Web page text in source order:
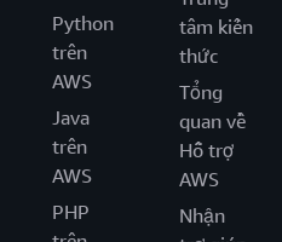
Python
trên
AWS
Java
trên
AWS
PHP
tâm kiến
thức
Tổng
quan về
Hỗ trợ
AWS
Nhận